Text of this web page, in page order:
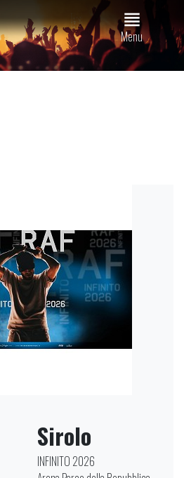
view_headline
Menu
Sirolo
INFINITO 2026